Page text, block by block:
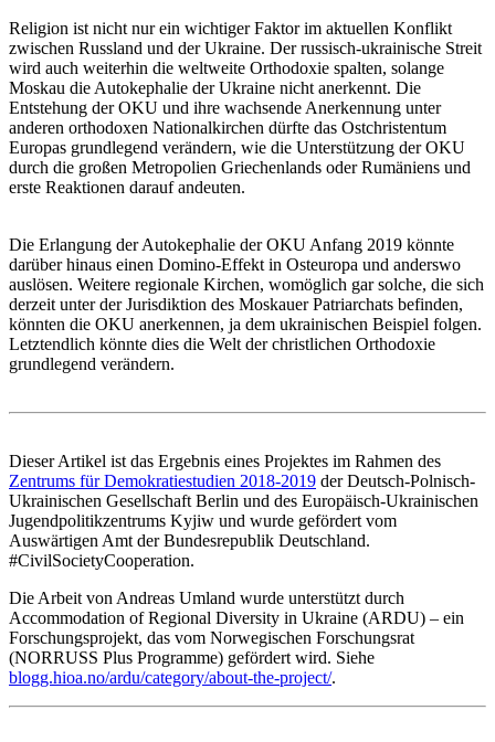
Religion ist nicht nur ein wichtiger Faktor im aktuellen Konflikt
zwischen Russland und der Ukraine. Der russisch-ukrainische Streit
wird auch weiterhin die weltweite Orthodoxie spalten, solange
Moskau die Autokephalie der Ukraine nicht anerkennt. Die
Entstehung der OKU und ihre wachsende Anerkennung unter
anderen orthodoxen Nationalkirchen dürfte das Ostchristentum
Europas grundlegend verändern, wie die Unterstützung der OKU
durch die großen Metropolien Griechenlands oder Rumäniens und
erste Reaktionen darauf andeuten.
Die Erlangung der Autokephalie der OKU Anfang 2019 könnte
darüber hinaus einen Domino-Effekt in Osteuropa und anderswo
auslösen. Weitere regionale Kirchen, womöglich gar solche, die sich
derzeit unter der Jurisdiktion des Moskauer Patriarchats befinden,
könnten die OKU anerkennen, ja dem ukrainischen Beispiel folgen.
Letztendlich könnte dies die Welt der christlichen Orthodoxie
grundlegend verändern.
Dieser Artikel ist das Ergebnis eines Projektes im Rahmen des
Zentrums für Demokratiestudien 2018-2019 der Deutsch-Polnisch-
Ukrainischen Gesellschaft Berlin und des Europäisch-Ukrainischen
Jugendpolitikzentrums Kyjiw und wurde gefördert vom
Auswärtigen Amt der Bundesrepublik Deutschland.
#CivilSocietyCooperation.
Die Arbeit von Andreas Umland wurde unterstützt durch
Accommodation of Regional Diversity in Ukraine (ARDU) – ein
Forschungsprojekt, das vom Norwegischen Forschungsrat
(NORRUSS Plus Programme) gefördert wird. Siehe
blogg.hioa.no/ardu/category/about-the-project/.